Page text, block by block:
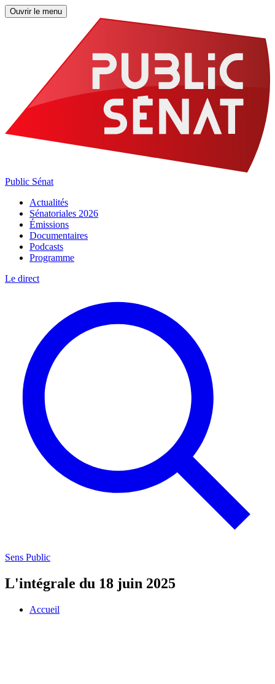
Ouvrir le menu
Public Sénat
Actualités
Sénatoriales 2026
Émissions
Documentaires
Podcasts
Programme
Le direct
Sens Public
L'intégrale du 18 juin 2025
Accueil